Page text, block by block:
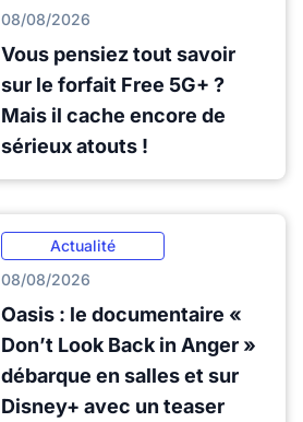
08/08/2026
Vous pensiez tout savoir
sur le forfait Free 5G+ ?
Mais il cache encore de
sérieux atouts !
Actualité
08/08/2026
Oasis : le documentaire «
Don’t Look Back in Anger »
débarque en salles et sur
Disney+ avec un teaser